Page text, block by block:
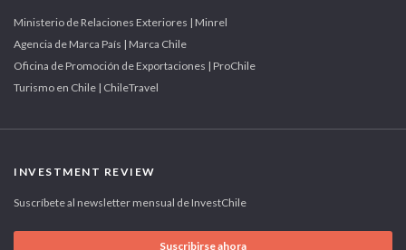
Ministerio de Relaciones Exteriores | Minrel
Agencia de Marca País | Marca Chile
Oficina de Promoción de Exportaciones | ProChile
Turismo en Chile | ChileTravel
INVESTMENT REVIEW
Suscríbete al newsletter mensual de InvestChile
Suscribirse ahora